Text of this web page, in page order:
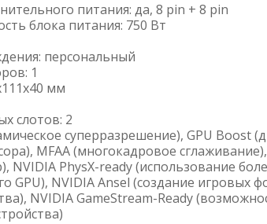
питания: да, 8 pin + 8 pin
блока питания: 750 Вт
персональный
1
мм
слотов: 2
суперразрешение), GPU Boost
MFAA (многокадровое
PhysX-ready (использование
GPU), NVIDIA Ansel (создание игровых
NVIDIA GameStream-Ready